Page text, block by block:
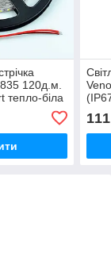
120д.м.
тепло-біла
111